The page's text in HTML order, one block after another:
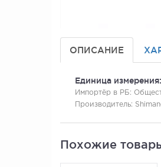
ОПИСАНИЕ
Единица измерения:
Импортёр в РБ:
Производитель:
Похожие